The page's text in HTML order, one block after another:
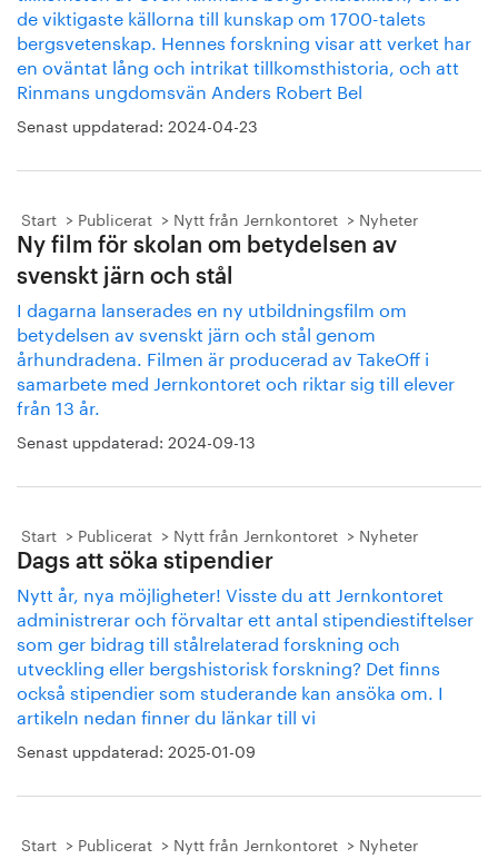
de viktigaste källorna till kunskap om 1700-talets
bergsvetenskap. Hennes forskning visar att verket har
en oväntat lång och intrikat tillkomsthistoria, och att
Rinmans ungdomsvän Anders Robert Bel
Senast uppdaterad: 2024-04-23
Start Publicerat Nytt från Jernkontoret Nyheter
Ny film för skolan om betydelsen av
svenskt järn och stål
I dagarna lanserades en ny utbildningsfilm om
betydelsen av svenskt järn och stål genom
århundradena. Filmen är producerad av TakeOff i
samarbete med Jernkontoret och riktar sig till elever
från 13 år.
Senast uppdaterad: 2024-09-13
Start Publicerat Nytt från Jernkontoret Nyheter
Dags att söka stipendier
Nytt år, nya möjligheter! Visste du att Jernkontoret
administrerar och förvaltar ett antal stipendiestiftelser
som ger bidrag till stålrelaterad forskning och
utveckling eller bergshistorisk forskning? Det finns
också stipendier som studerande kan ansöka om. I
artikeln nedan finner du länkar till vi
Senast uppdaterad: 2025-01-09
Start Publicerat Nytt från Jernkontoret Nyheter